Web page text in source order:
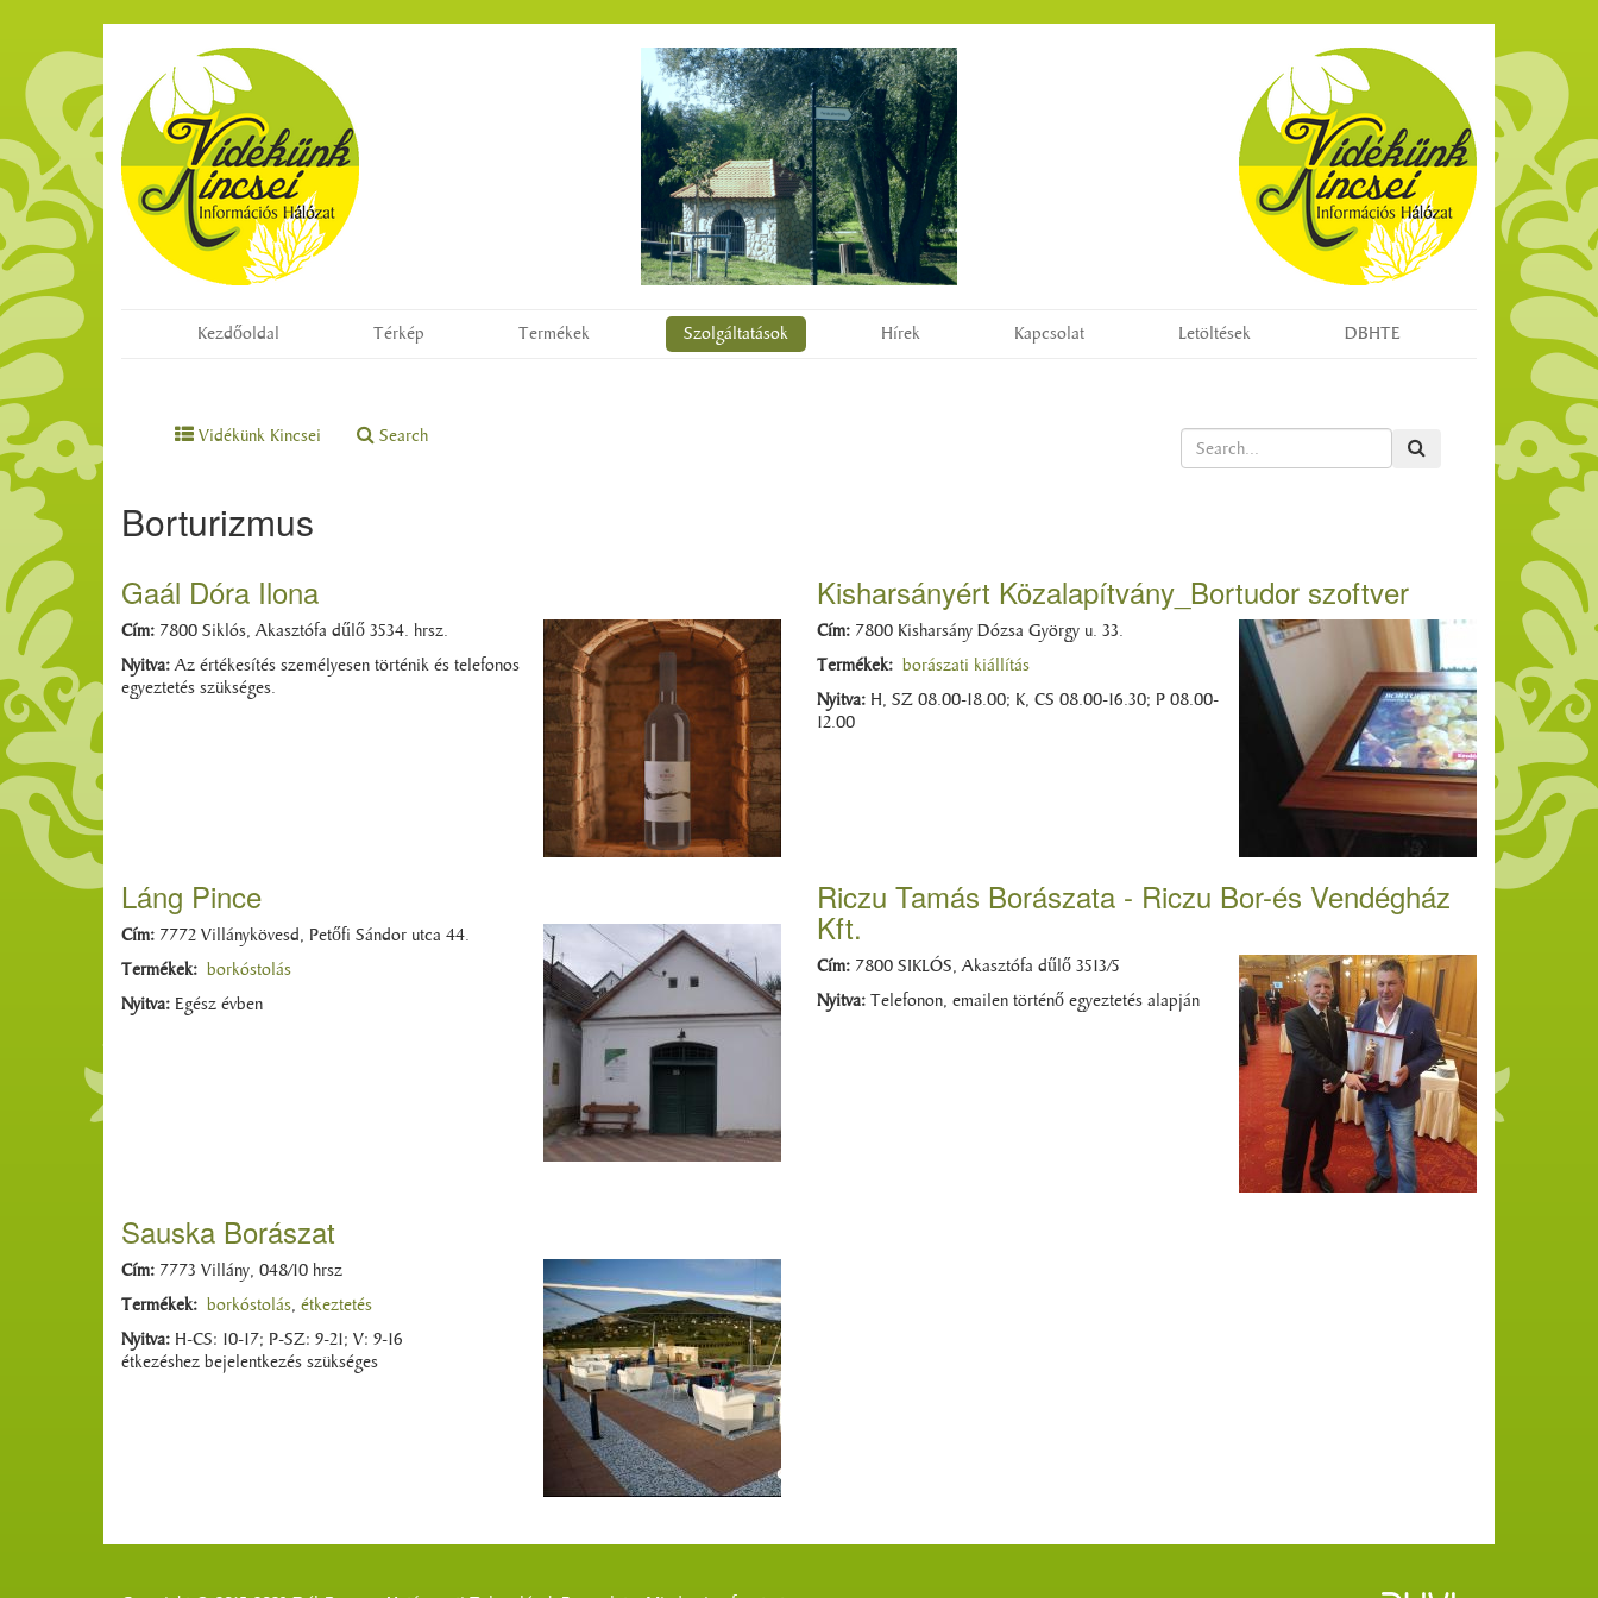
Kezdőoldal Térkép Termékek Szolgáltatások Hírek Kapcsolat Letöltések DBHTE
Vidékünk Kincsei Search
Borturizmus
Gaál Dóra Ilona
Cím: 7800 Siklós, Akasztófa dűlő 3534. hrsz.
Nyitva: Az értékesítés személyesen történik és telefonos
egyeztetés szükséges.
Kisharsányért Közalapítvány_Bortudor szoftver
Cím: 7800 Kisharsány Dózsa György u. 33.
Termékek: borászati kiállítás
Nyitva: H, SZ 08.00-18.00; K, CS 08.00-16.30; P 08.00-
12.00
Láng Pince
Cím: 7772 Villánykövesd, Petőfi Sándor utca 44.
Termékek: borkóstolás
Nyitva: Egész évben
Riczu Tamás Borászata - Riczu Bor-és Vendégház
Kft.
Cím: 7800 SIKLÓS, Akasztófa dűlő 3513/5
Nyitva: Telefonon, emailen történő egyeztetés alapján
Sauska Borászat
Cím: 7773 Villány, 048/10 hrsz
Termékek: borkóstolás, étkeztetés
Nyitva: H-CS: 10-17; P-SZ: 9-21; V: 9-16
étkezéshez bejelentkezés szükséges